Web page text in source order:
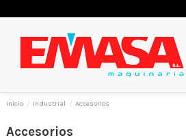
Inicio Industrial Accesorios
Accesorios